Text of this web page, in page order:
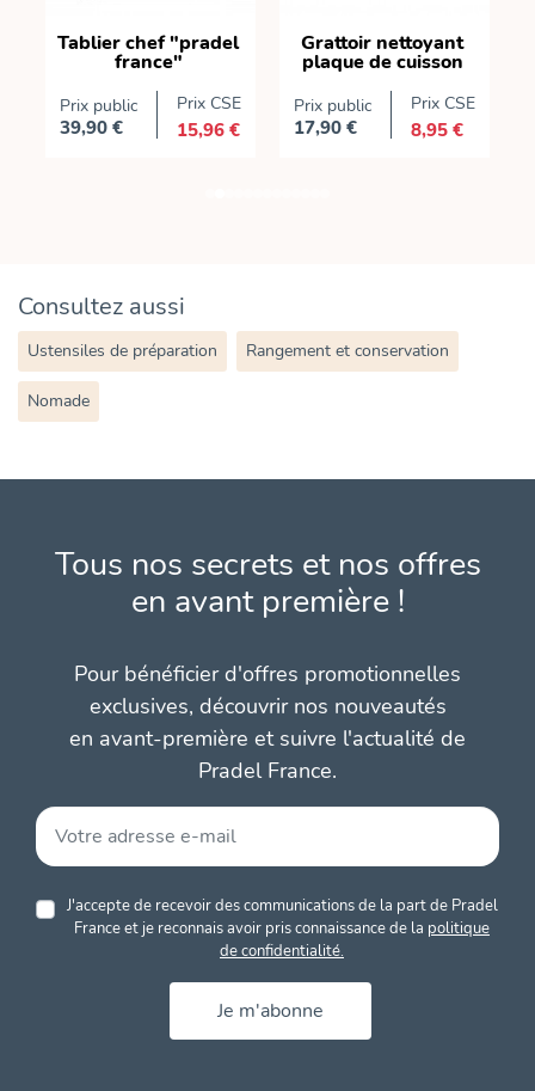
Tablier chef "pradel
france"
Prix public
Prix
39,90 €
Prix CSE
15,96 €
Grattoir nettoyant
plaque de cuisson
Prix public
Prix
17,90 €
Prix CSE
8,95 €
Consultez aussi
Ustensiles de préparation Rangement et conservation
Nomade
Tous nos secrets et nos offres
en avant première !
Pour bénéficier d'offres promotionnelles
exclusives, découvrir nos nouveautés
en avant-première et suivre l'actualité de
Pradel France.
J'accepte de recevoir des communications de la part de Pradel
France et je reconnais avoir pris connaissance de la politique
de confidentialité.
Je m'abonne